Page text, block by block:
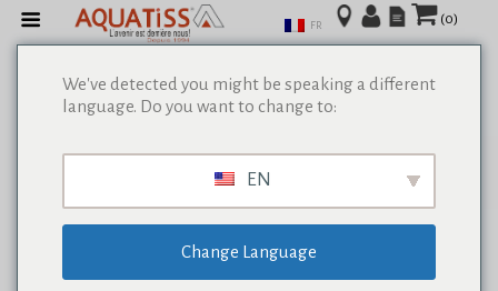
(0)
FR
We've detected you might be speaking a different
language. Do you want to change to:
EN
Change Language